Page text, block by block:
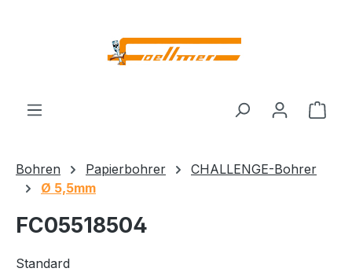
Bohren Papierbohrer
CHALLENGE-Bohrer
Ø 5,5mm
FC05518504
Standard